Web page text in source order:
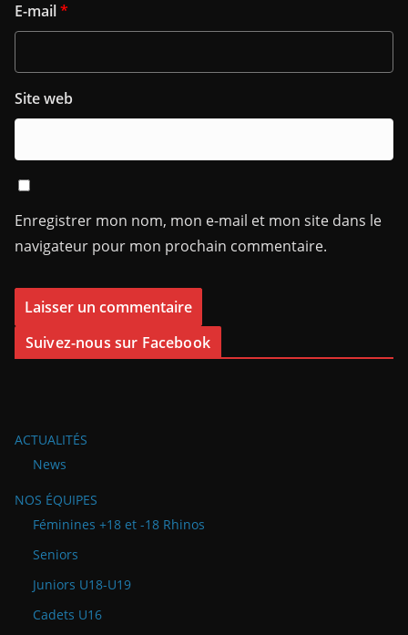
E-mail*
Site web
Enregistrer mon nom, mon e-mail et mon site dans le
navigateur pour mon prochain commentaire.
Suivez-nous sur Facebook
ACTUALITÉS
News
NOS ÉQUIPES
Féminines +18 et -18 Rhinos
Seniors
Juniors U18-U19
Cadets U16